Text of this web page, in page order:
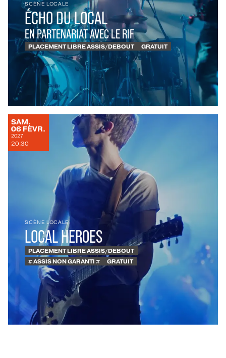
SCÈNE LOCALE
ÉCHO DU LOCAL
EN PARTENARIAT AVEC LE RIF
PLACEMENT LIBRE ASSIS/DEBOUT GRATUIT
SAMEDI
SAM.
06 FÉVRIER
FÉVR.
2027
20:30
SCÈNE LOCALE
LOCAL HEROES
PLACEMENT LIBRE ASSIS/DEBOUT
# ASSIS NON GARANTI #
GRATUIT